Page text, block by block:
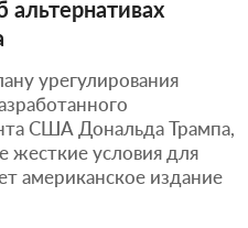
урегулирования
США Дональда Трампа,
жесткие условия для
американское издание